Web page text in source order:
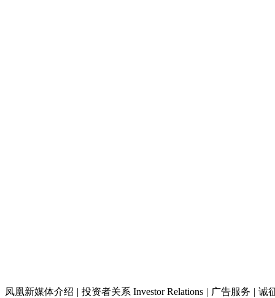
凤凰新媒体介绍 | 投资者关系 Investor Relations | 广告服务 | 诚